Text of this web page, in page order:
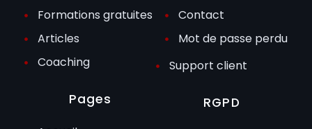
Formations gratuites
Articles
Coaching
Pages
Contact
Mot de passe perdu
Support client
RGPD